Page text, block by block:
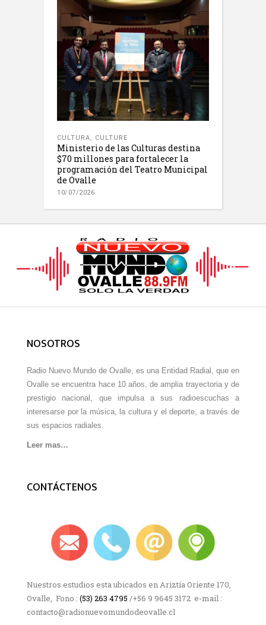
CULTURA, CULTURE
Ministerio de las Culturas destina
$70 millones para fortalecer la
programación del Teatro Municipal
de Ovalle
10/07/2026
NOSOTROS
Radio Nuevo Mundo de Ovalle, es una Entidad Radial, que en
Ovalle se encuentra hace 10 años, de amplia trayectoria y de
prestigio nacional, que impulsa a sus radioescuchas a
interesarse por la música, la cultura y el deporte, a través de
sus espacios radiales.
Leer mas…
CONTÁCTENOS
Nuestros estudios esta ubicados en Ariztía Oriente 170,
Ovalle, Fono : (53) 263 4795 /+56 9 9645 3172 e-mail :
contacto@radionuevomundodeovalle.cl